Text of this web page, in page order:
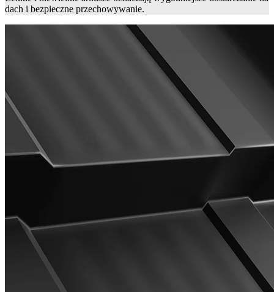
dach i bezpieczne przechowywanie.